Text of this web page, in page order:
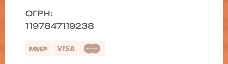
ОГРН:
1197847119238